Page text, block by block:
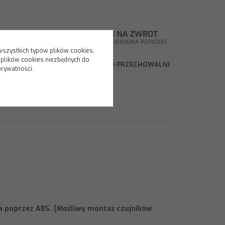
PORÓWNAJ DODAJ DO PRZECHOWALNI
ABS. (Możliwy montaż czujników
typów plików cookies,
cookies niezbędnych do